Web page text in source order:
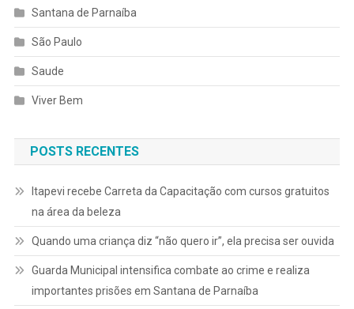
Santana de Parnaíba
São Paulo
Saude
Viver Bem
POSTS RECENTES
Itapevi recebe Carreta da Capacitação com cursos gratuitos
na área da beleza
Quando uma criança diz “não quero ir”, ela precisa ser ouvida
Guarda Municipal intensifica combate ao crime e realiza
importantes prisões em Santana de Parnaíba